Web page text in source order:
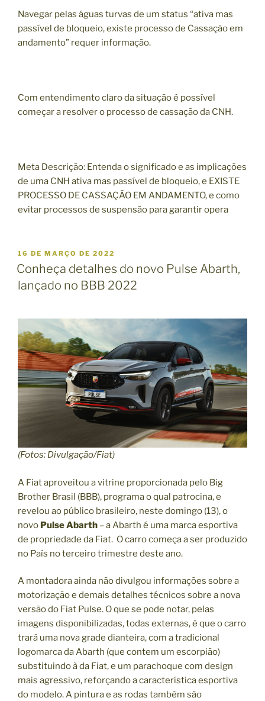
Navegar pelas águas turvas de um status “ativa mas
passível de bloqueio, existe processo de Cassação em
andamento” requer informação.
Com entendimento claro da situação é possível
começar a resolver o processo de cassação da CNH.
Meta Descrição: Entenda o significado e as implicações
de uma CNH ativa mas passível de bloqueio, e EXISTE
PROCESSO DE CASSAÇÃO EM ANDAMENTO, e como
evitar processos de suspensão para garantir opera
P
U
B
L
A
O
E
M
16 DE MARÇO DE 2022
Conheça detalhes do novo Pulse Abarth,
lançado no BBB 2022
(Fotos: Divulgação/Fiat)
A Fiat aproveitou a vitrine proporcionada pelo Big
Brother Brasil (BBB), programa o qual patrocina, e
revelou ao público brasileiro, neste domingo (13), o
novo Pulse Abarth – a Abarth é uma marca esportiva
de propriedade da Fiat. O carro começa a ser produzido
no País no terceiro trimestre deste ano.
A montadora ainda não divulgou informações sobre a
motorização e demais detalhes técnicos sobre a nova
versão do Fiat Pulse. O que se pode notar, pelas
imagens disponibilizadas, todas externas, é que o carro
trará uma nova grade dianteira, com a tradicional
logomarca da Abarth (que contem um escorpião)
substituindo à da Fiat, e um parachoque com design
mais agressivo, reforçando a característica esportiva
do modelo. A pintura e as rodas também são